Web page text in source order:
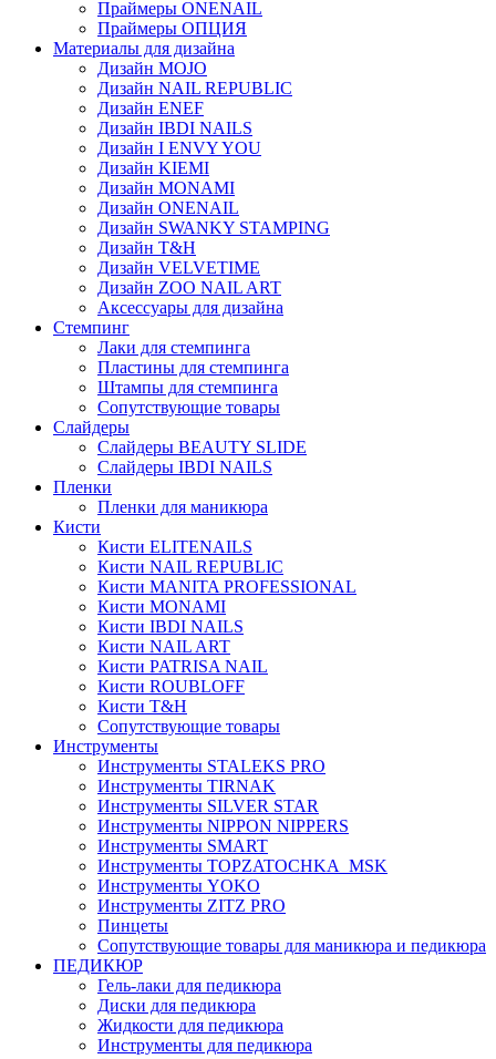
Праймеры ONENAIL
Праймеры ОПЦИЯ
Материалы для дизайна
Дизайн MOJO
Дизайн NAIL REPUBLIC
Дизайн ENEF
Дизайн IBDI NAILS
Дизайн I ENVY YOU
Дизайн KIEMI
Дизайн MONAMI
Дизайн ONENAIL
Дизайн SWANKY STAMPING
Дизайн T&H
Дизайн VELVETIME
Дизайн ZOO NAIL ART
Аксессуары для дизайна
Стемпинг
Лаки для стемпинга
Пластины для стемпинга
Штампы для стемпинга
Сопутствующие товары
Слайдеры
Слайдеры BEAUTY SLIDE
Слайдеры IBDI NAILS
Пленки
Пленки для маникюра
Кисти
Кисти ELITENAILS
Кисти NAIL REPUBLIC
Кисти MANITA PROFESSIONAL
Кисти MONAMI
Кисти IBDI NAILS
Кисти NAIL ART
Кисти PATRISA NAIL
Кисти ROUBLOFF
Кисти T&H
Сопутствующие товары
Инструменты
Инструменты STALEKS PRO
Инструменты TIRNAK
Инструменты SILVER STAR
Инструменты NIPPON NIPPERS
Инструменты SMART
Инструменты TOPZATOCHKA_MSK
Инструменты YOKO
Инструменты ZITZ PRO
Пинцеты
Сопутствующие товары для маникюра и педикюра
ПЕДИКЮР
Гель-лаки для педикюра
Диски для педикюра
Жидкости для педикюра
Инструменты для педикюра